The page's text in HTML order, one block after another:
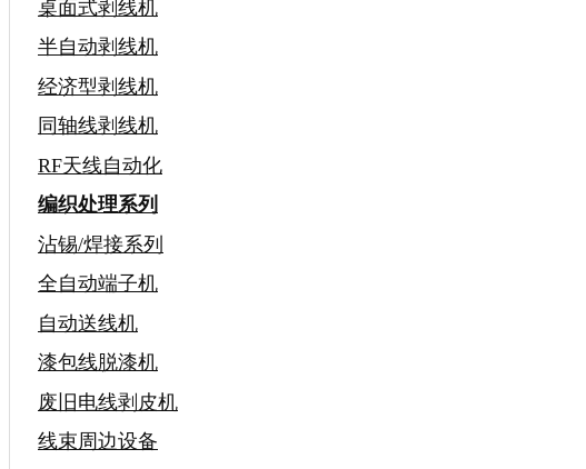
桌面式剥线机
半自动剥线机
经济型剥线机
同轴线剥线机
RF天线自动化
编织处理系列
沾锡/焊接系列
全自动端子机
自动送线机
漆包线脱漆机
废旧电线剥皮机
线束周边设备